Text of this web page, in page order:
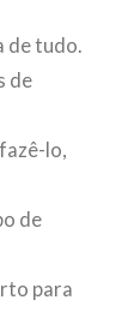
de tudo.
de
lo,
de
para